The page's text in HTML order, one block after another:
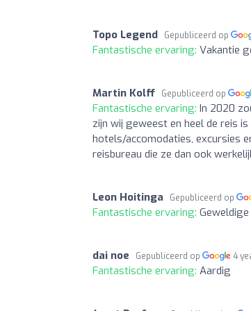
Topo Legend Gepubliceerd op
Fantastische ervaring: Vakantie
Martin Kolff Gepubliceerd op
Fantastische ervaring: In 2020
zijn wij geweest en heel de reis
hotels/accomodaties, excursies
reisbureau die ze dan ook
Leon Hoitinga Gepubliceerd op
Fantastische ervaring:
dai noe Gepubliceerd op 4
Fantastische ervaring: Aardig